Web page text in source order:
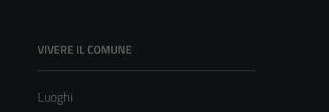
VIVERE IL COMUNE
Luoghi